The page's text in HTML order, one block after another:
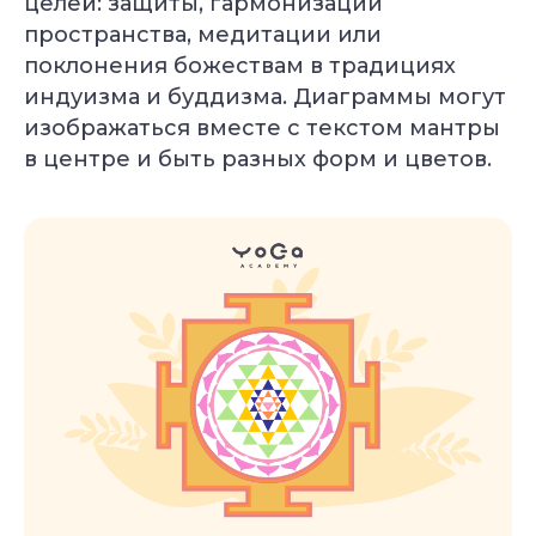
пространства, медитации или
поклонения божествам в традициях
индуизма и буддизма. Диаграммы могут
изображаться вместе с текстом мантры
в центре и быть разных форм и цветов.